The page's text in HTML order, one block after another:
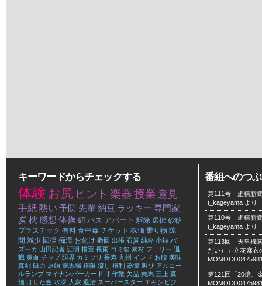
キーワードからチェックする
体験 お尻 ヒント 楽器授業 意見
手紙熱い 予防 先輩 納豆 ラッキー 専門家
炭枕 感想 体操 紐 バス アパート 駆除 選択 砂糖
プラスチック 有料 食中毒 チケット 株価 乗り物 隙
間 減少 回復 痴漢 お化け 撤回 出張 石炭 純粋 小銭 バ
ズーカ 山田記者 証明 措置 長雨 ゴミ箱 素材 フェリー 退
職 鼻血 チップ 限界 カミソリ 長寿 九州 インド お腹 美味
真剣 磁力 原始 競馬場 権限 流し 権利 器量 叫び アルコー
ルランプ マイナンバーカード 手作業 欠品 乗馬 三上 真
髄 はした金 水深 大家 退治 スーパースター エキシビジ
番組へのつ
第111号「虚構新
t_kageyama より
第110号「虚構新
t_kageyama より
第113回「天皇機
だい）」立花麻衣
第121回「20億、